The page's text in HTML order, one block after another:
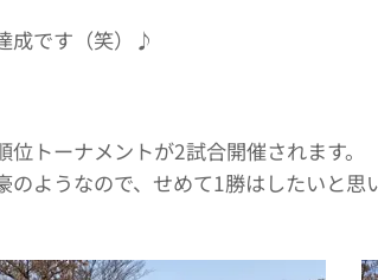
成です（笑）♪
位トーナメントが2試合開催されます。
のようなので、せめて1勝はしたいと思